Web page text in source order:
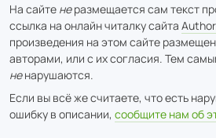
На сайте неразмещается сам текст
ссылка на онлайн читалку сайта
произведения на этом сайте
авторами, или с их согласия. Тем
ненарушаются.
Если вы всё же считаете, что есть
ошибку в описании, сообщите нам об